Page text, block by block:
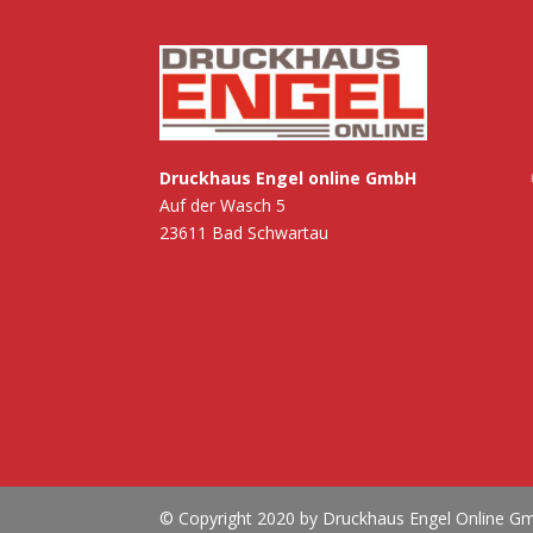
Druckhaus Engel online GmbH
Auf der Wasch 5
23611 Bad Schwartau
© Copyright 2020 by Druckhaus Engel Online